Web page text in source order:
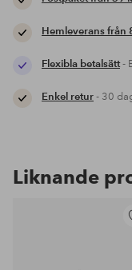
Hemleverans från
Flexibla betalsätt-
Enkel retur- 30
Liknande